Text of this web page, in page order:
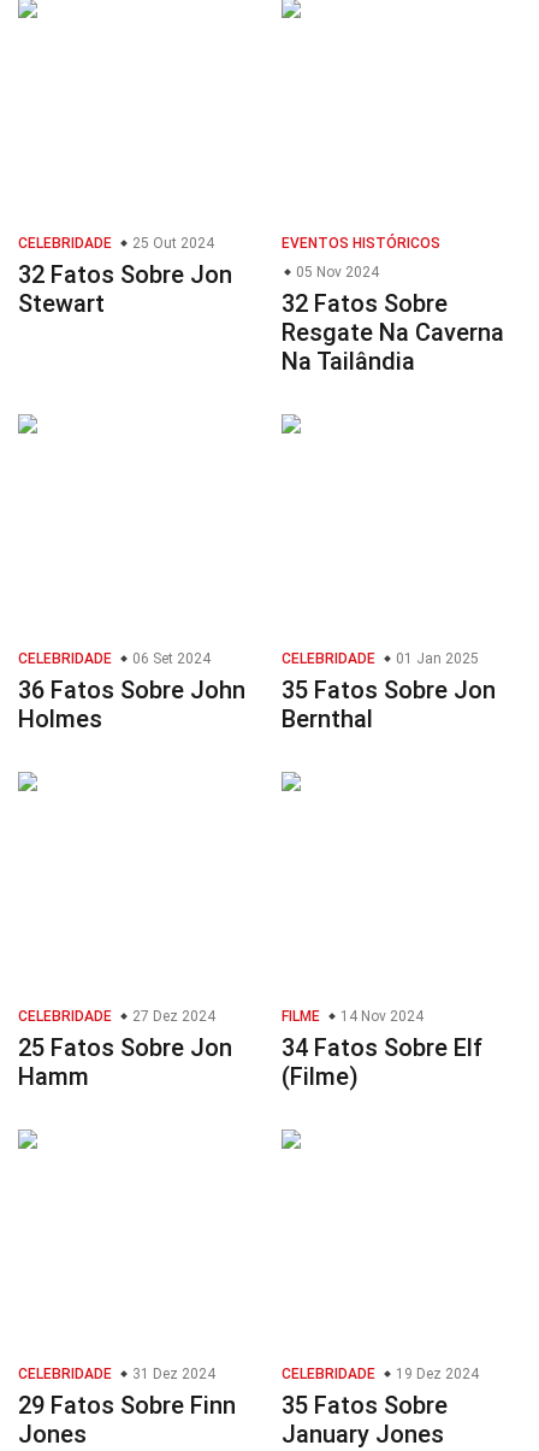
CELEBRIDADE 25 Out 2024
32 Fatos Sobre Jon
Stewart
EVENTOS HISTÓRICOS
05 Nov 2024
32 Fatos Sobre
Resgate Na Caverna
Na Tailândia
CELEBRIDADE 06 Set 2024
36 Fatos Sobre John
Holmes
CELEBRIDADE 01 Jan 2025
35 Fatos Sobre Jon
Bernthal
CELEBRIDADE 27 Dez 2024
25 Fatos Sobre Jon
Hamm
FILME 14 Nov 2024
34 Fatos Sobre Elf
(Filme)
CELEBRIDADE 31 Dez 2024
29 Fatos Sobre Finn
Jones
CELEBRIDADE 19 Dez 2024
35 Fatos Sobre
January Jones